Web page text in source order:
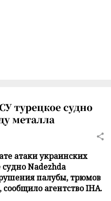
турецкое судно
металла
атаки украинских
Nadezhda
палубы, трюмов
агентство IHA.